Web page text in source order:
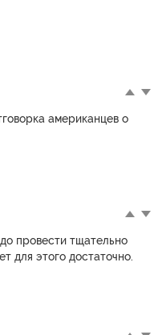
американцев о
провести тщательно
для этого достаточно.